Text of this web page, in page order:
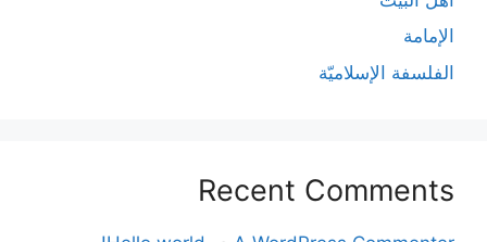
الإمامة
الفلسفة الإسلاميّة
Recent Comments